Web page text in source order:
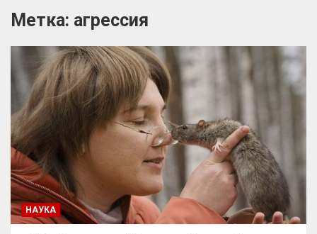
Метка: агрессия
НАУКА